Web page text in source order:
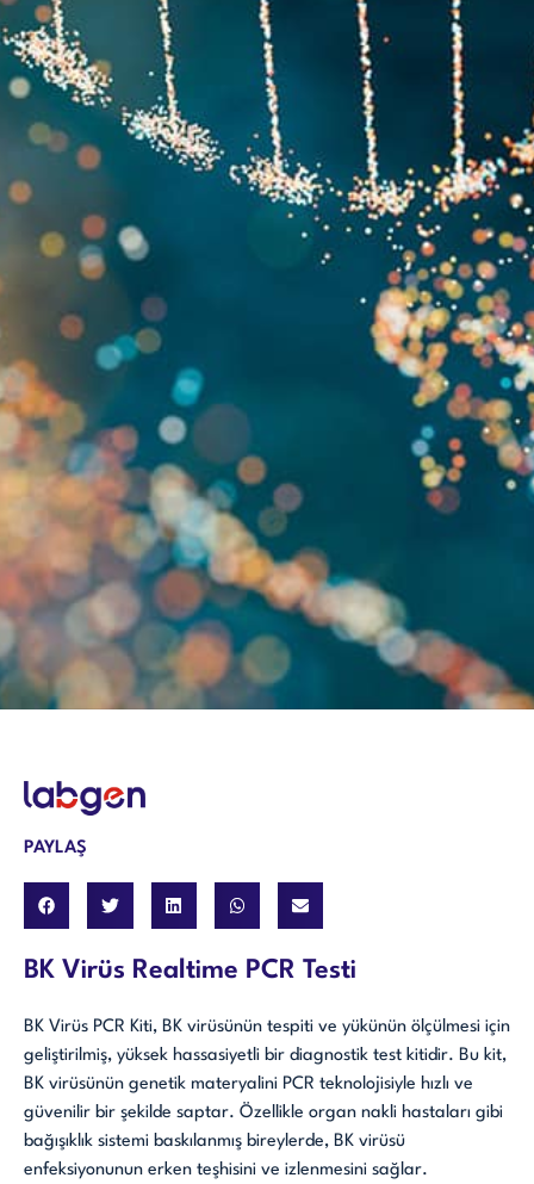
PAYLAŞ
BK Virüs Realtime PCR Testi
BK Virüs PCR Kiti, BK virüsünün tespiti ve yükünün ölçülmesi için
geliştirilmiş, yüksek hassasiyetli bir diagnostik test kitidir. Bu kit,
BK virüsünün genetik materyalini PCR teknolojisiyle hızlı ve
güvenilir bir şekilde saptar. Özellikle organ nakli hastaları gibi
bağışıklık sistemi baskılanmış bireylerde, BK virüsü
enfeksiyonunun erken teşhisini ve izlenmesini sağlar.